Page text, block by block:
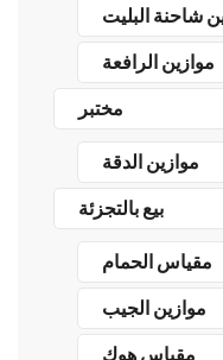
شاحنة البليت
موازين الرافعة
مختبر
موازين الدقة
بيع بالتجزئة
مقياس الحمام
موازين الجيب